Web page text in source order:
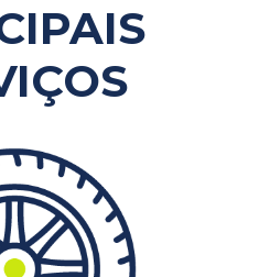
oficinas que temos